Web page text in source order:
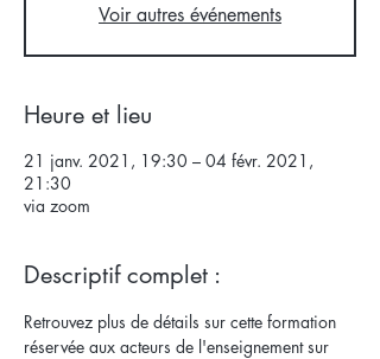
Voir autres événements
Heure et lieu
21 janv. 2021, 19:30 – 04 févr. 2021,
21:30
via zoom
Descriptif complet :
Retrouvez plus de détails sur cette formation
réservée aux acteurs de l'enseignement sur